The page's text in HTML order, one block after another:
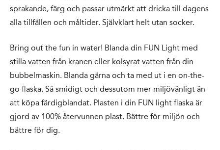
sprakande, färg och passar utmärkt att dricka till dagens
alla tillfällen och måltider. Självklart helt utan socker.
Bring out the fun in water! Blanda din FUN Light med
stilla vatten från kranen eller kolsyrat vatten från din
bubbelmaskin. Blanda gärna och ta med ut i en on-the-
go flaska. Så smidigt och dessutom mer miljövänligt än
att köpa färdigblandat. Plasten i din FUN light flaska är
gjord av 100% återvunnen plast. Bättre för miljön och
bättre för dig.